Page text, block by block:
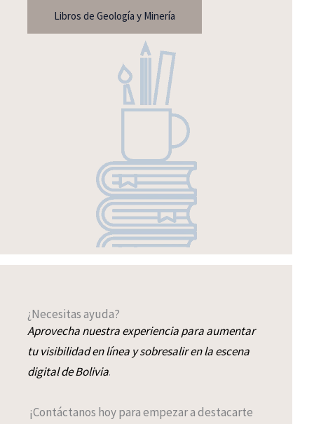
¿Necesitas ayuda?
Aprovecha nuestra experiencia para aumentar
tu visibilidad en línea y sobresalir en la escena
digital de Bolivia.
¡Contáctanos hoy para empezar a destacarte
Libros de Geología y Minería